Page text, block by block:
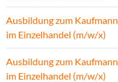
Ausbildung zum Kaufmann
im Einzelhandel (m/w/x)
Ausbildung zum Kaufmann
im Einzelhandel (m/w/x)